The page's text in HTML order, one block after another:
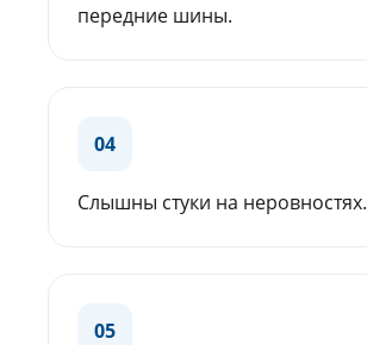
передние шины.
04
Слышны стуки на неровностях.
05